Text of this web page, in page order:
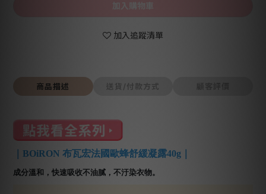
加入追蹤清單
商品描述 送貨/付款方式
｜BOiRON 布瓦宏法國歐蜂舒緩凝露40g｜
成分溫和，快速吸收不油膩，不汙染衣物。